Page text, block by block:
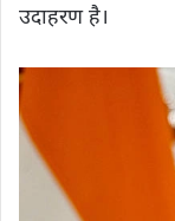
उदाहरण है।